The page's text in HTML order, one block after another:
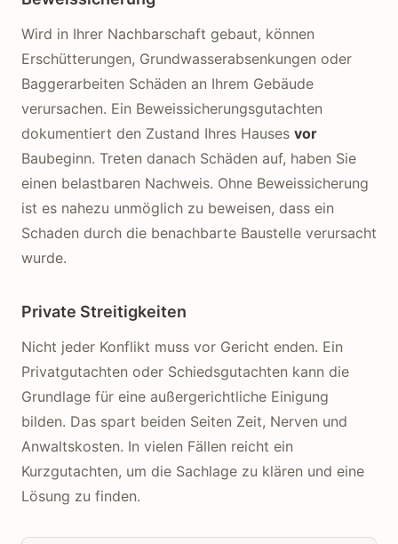
Wird in Ihrer Nachbarschaft gebaut, können
Erschütterungen, Grundwasserabsenkungen oder
Baggerarbeiten Schäden an Ihrem Gebäude
verursachen. Ein Beweissicherungsgutachten
dokumentiert den Zustand Ihres Hauses vor
Baubeginn. Treten danach Schäden auf, haben Sie
einen belastbaren Nachweis. Ohne Beweissicherung
ist es nahezu unmöglich zu beweisen, dass ein
Schaden durch die benachbarte Baustelle verursacht
wurde.
Private Streitigkeiten
Nicht jeder Konflikt muss vor Gericht enden. Ein
Privatgutachten oder Schiedsgutachten kann die
Grundlage für eine außergerichtliche Einigung
bilden. Das spart beiden Seiten Zeit, Nerven und
Anwaltskosten. In vielen Fällen reicht ein
Kurzgutachten, um die Sachlage zu klären und eine
Lösung zu finden.